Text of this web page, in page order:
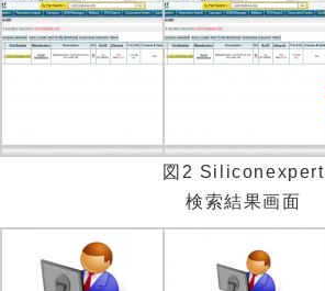
図2 Siliconexpert
検索結果画面